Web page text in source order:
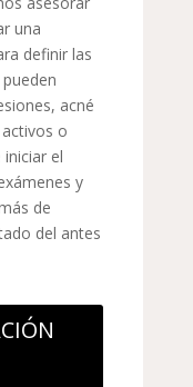
una
definir las
acné
o
el
y
de
del antes